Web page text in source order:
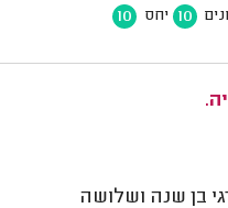
10 יחס 10
בן שנה ושלושה